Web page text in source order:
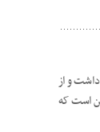
و از
است که